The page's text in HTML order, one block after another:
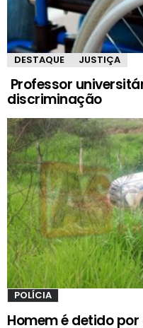
DESTAQUE JUSTIÇA
Professor
discriminação
POLÍCIA
Homem é detido